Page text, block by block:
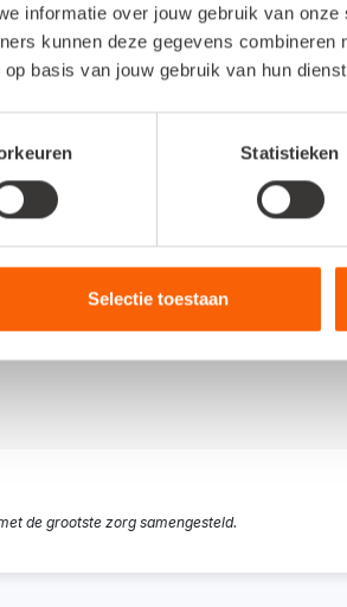
informatie over jouw gebruik van
kunnen deze gegevens combineren
basis van jouw gebruik van hun
Statistieken
Selectie toestaan
van klanten binden' dat
Lees het volledige artikel
automatiseert. Van razendsnel
Bekijk nu welk pakket
de grootste zorg samengesteld.